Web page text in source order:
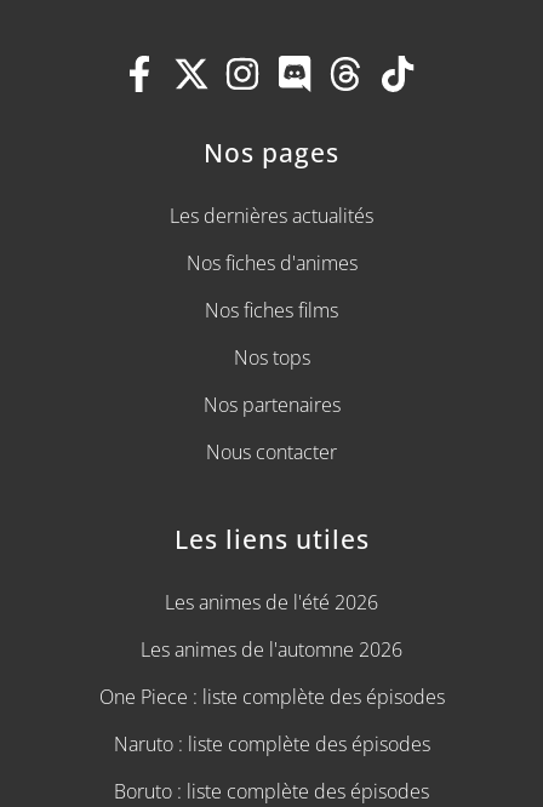
Nos pages
Les dernières actualités
Nos fiches d'animes
Nos fiches films
Nos tops
Nos partenaires
Nous contacter
Les liens utiles
Les animes de l'été 2026
Les animes de l'automne 2026
One Piece : liste complète des épisodes
Naruto : liste complète des épisodes
Boruto : liste complète des épisodes